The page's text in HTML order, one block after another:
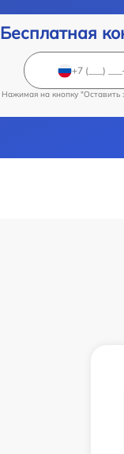
Бесплатная
Нажимая на кнопку "Оставить